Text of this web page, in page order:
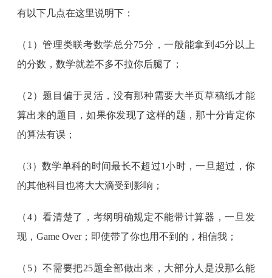
有以下几点在这里说明下：
（1）管理类联考数学总分75分，一般能拿到45分以上
的分数，数学就差不多不拉你后腿了；
（2）题目偏于灵活，没有那种需要大半页草稿纸才能
算出来的题目，如果你发现了这样的题，那十分肯定你
的算法有误；
（3）数学单科的时间最长不超过1小时，一旦超过，你
的其他科目也将大大滴受到影响；
（4）看清楚了，考纲明确规定不能带计算器，一旦发
现，Game Over；即使带了你也用不到的，相信我；
（5）不需要把25题全部做出来，大部分人是没那么能